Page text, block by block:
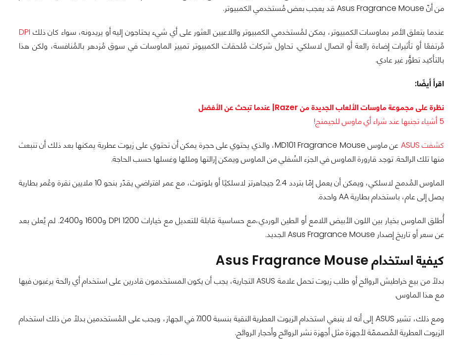
من أنّ Asus Fragrance Mouse قد يعجب بعض مُستخدمي الكمبيوتر.
عندما يتعلق الأمر بماوسات الكمبيوتر، يمكن لمُستخدمي الكمبيوتر واللاعبين العثور على أي شيء يحتاجون إليه أو يريدونه، سواء كان ذلك DPI
مُرتفعًا أو تأثيرات إضاءة رائعة أو اتصال لاسلكي. تحاول شركات مُلحقات الكمبيوتر تمييز الماوسات في سوق مُزدهر بالمُنافسة، ولكن هذا
بالتأكيد تطوُّر غير عادي.
اقرأ أيضًا:
نظرة على مجموعة ماوسات الألعاب الجديدة من Razer| عندما تبحث عن الأفضل
5 أشياء تجنبها عند شراء أي ماوس للجيمنج!
كشفت ASUS
عن ماوس MD101 Fragrance Mouse، والذي يحتوي على حجرة يمكن أن تحتوي على زيوت عطرية يمكنها بعد ذلك أن تنبعث
منها تلك الرائحة. توجد قارورة الماوس في الجزء السُفلي من الماوس ويمكن إزالتها وملئها وغسلها حسب الحاجة.
الماوس المُدمج لاسلكي، ويمكن أن يعمل إمّا بتردد 2.4 جيجاهرتز لاسلكيًا أو بلوتوث، مع عمر افتراضي يقدّر بنحو 10 ملايين نقرة وعُمر بطارية
يصل إلى عام، باستخدام بطارية AA واحدة.
أُطلق الماوس بخيار بين اللون الأبيض اللامع أو الطين الوردي،مع حساسية قابلة للتعديل مع خيارات DPI 1200 و1600 و2400. لم يُعلن بعد
عن سعر أو تاريخ إصدار Asus Fragrance Mouse الجديد.
كيفية استخدام Asus Fragrance Mouse
بدلاً من بيع خراطيش الروائح أو طلب زيوت تحمل علامة ASUS التجارية، يجب أن يكون المستخدمون قادرين على استخدام أي رائحة يرغبون فيها
مع هذا الماوس.
ومع ذلك، تشير ASUS إلى أنه لا ينبغي استخدام الزيوت العطرية النقية بنسبة 100⁒ في الجهاز، ويجب على المُستخدمين بدلاً من ذلك استخدام
الزيوت العطرية المُصممّة لأجهزة مثل أجهزة نشر الروائح وأحجار الروائح.